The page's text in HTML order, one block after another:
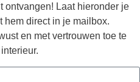
ontvangen! Laat hieronder je
hem direct in je mailbox.
en met vertrouwen toe te